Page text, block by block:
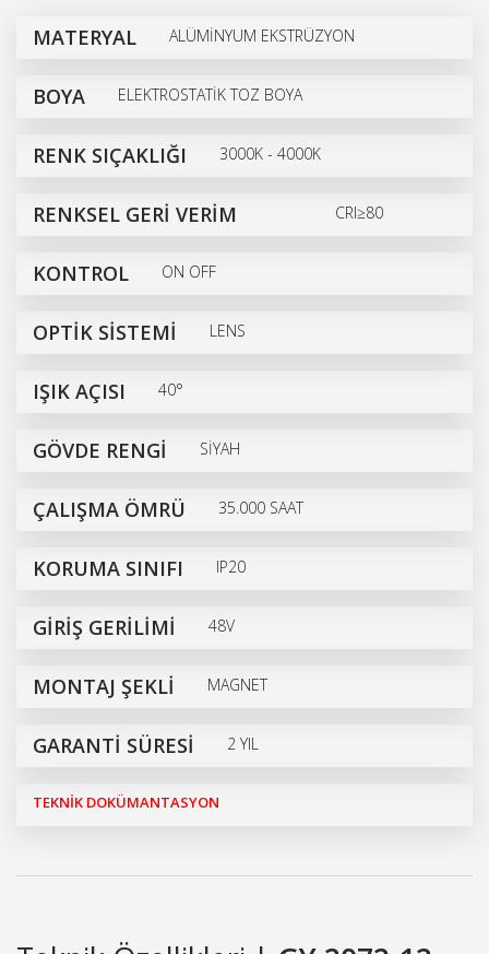
MATERYAL ALÜMİNYUM EKSTRÜZYON
BOYA ELEKTROSTATİK TOZ BOYA
RENK SIÇAKLIĞI 3000K - 4000K
RENKSEL GERİ VERİM CRI≥80
KONTROL ON OFF
OPTİK SİSTEMİ LENS
IŞIK AÇISI 40°
GÖVDE RENGİ SİYAH
ÇALIŞMA ÖMRÜ 35.000 SAAT
KORUMA SINIFI IP20
GİRİŞ GERİLİMİ 48V
MONTAJ ŞEKLİ MAGNET
GARANTİ SÜRESİ 2 YIL
TEKNİK DOKÜMANTASYON